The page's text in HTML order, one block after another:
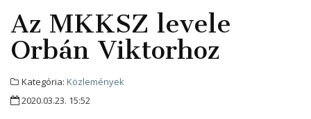
Az MKKSZ levele
Orbán Viktorhoz
Kategória: Közlemények
2020.03.23. 15:52